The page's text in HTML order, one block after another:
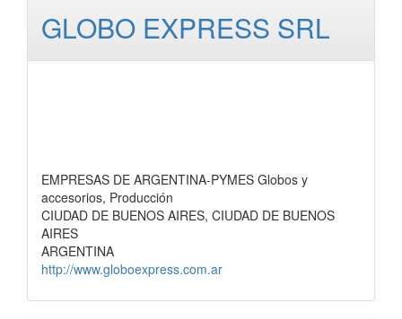
GLOBO EXPRESS SRL
EMPRESAS DE ARGENTINA-PYMES Globos y
accesorios, Producción
CIUDAD DE BUENOS AIRES, CIUDAD DE BUENOS
AIRES
ARGENTINA
http://www.globoexpress.com.ar